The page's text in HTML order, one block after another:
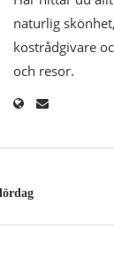
naturlig
kostrådgivare
och resor.